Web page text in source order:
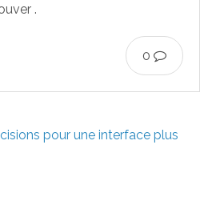
.
0
pour une interface plus